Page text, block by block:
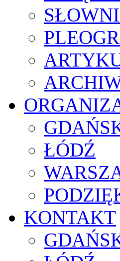
ŁÓDŹ
KONTAKT